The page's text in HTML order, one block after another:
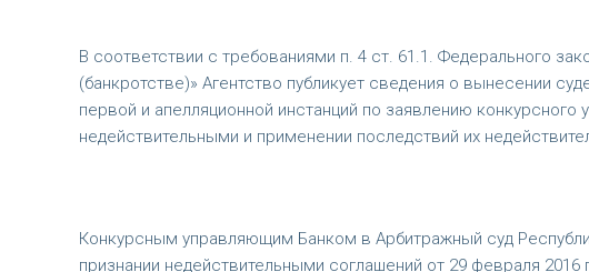
В соответствии с требованиями п. 4 ст. 61.1. Федерального
(банкротстве)» Агентство публикует сведения о вынесении
первой и апелляционной инстанций по заявлению
недействительными и применении последствий их
Конкурсным управляющим Банком в Арбитражный суд
признании недействительными соглашений от 29 февраля